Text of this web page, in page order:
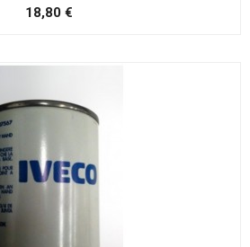
18,80 €Preço